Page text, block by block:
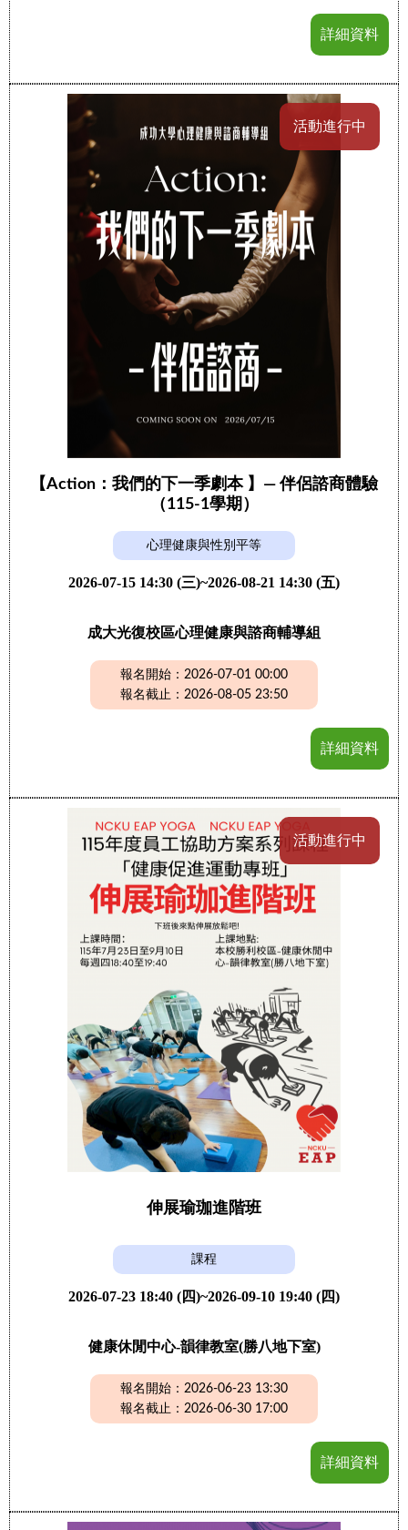
詳細資料
活動進行中
【Action：我們的下一季劇本 】— 伴侶諮商體驗
（115-1學期）
心理健康與性別平等
2026-07-15 14:30 (三)~2026-08-21 14:30 (五)
成大光復校區心理健康與諮商輔導組
報名開始：2026-07-01 00:00
報名截止：2026-08-05 23:50
詳細資料
活動進行中
伸展瑜珈進階班
課程
2026-07-23 18:40 (四)~2026-09-10 19:40 (四)
健康休閒中心-韻律教室(勝八地下室)
報名開始：2026-06-23 13:30
報名截止：2026-06-30 17:00
詳細資料